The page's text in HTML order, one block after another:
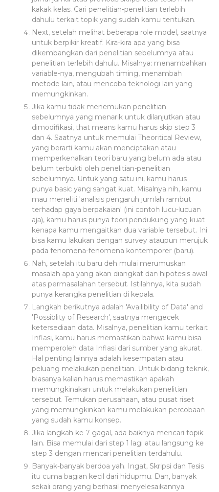
kakak kelas. Cari penelitian-penelitian terlebih
dahulu terkait topik yang sudah kamu tentukan.
Next, setelah melihat beberapa role model, saatnya
untuk berpikir kreatif. Kira-kira apa yang bisa
dikembangkan dari penelitian sebelumnya atau
penelitian terlebih dahulu. Misalnya: menambahkan
variable-nya, mengubah timing, menambah
metode lain, atau mencoba teknologi lain yang
memungkinkan.
Jika kamu tidak menemukan penelitian
sebelumnya yang menarik untuk dilanjutkan atau
dimodifikasi, that means kamu harus skip step 3
dan 4. Saatnya untuk memulai Theoritical Review,
yang berarti kamu akan menciptakan atau
memperkenalkan teori baru yang belum ada atau
belum terbukti oleh penelitian-penelitian
sebelumnya. Untuk yang satu ini, kamu harus
punya basic yang sangat kuat. Misalnya nih, kamu
mau meneliti 'analisis pengaruh jumlah rambut
terhadap gaya berpakaian' (ini contoh lucu-lucuan
aja), kamu harus punya teori pendukung yang kuat
kenapa kamu mengaitkan dua variable tersebut. Ini
bisa kamu lakukan dengan survey ataupun merujuk
pada fenomena-fenomena kontemporer (baru).
Nah, setelah itu baru deh mulai merumuskan
masalah apa yang akan diangkat dan hipotesis awal
atas permasalahan tersebut. Istilahnya, kita sudah
punya kerangka penelitian di kepala.
Langkah berikutnya adalah 'Availibility of Data' and
'Possiblity of Research', saatnya mengecek
ketersediaan data. Misalnya, penelitian kamu terkait
Inflasi, kamu harus memastikan bahwa kamu bisa
memperoleh data Inflasi dari sumber yang akurat.
Hal penting lainnya adalah kesempatan atau
peluang melakukan penelitian. Untuk bidang teknik,
biasanya kalian harus memastikan apakah
memungkinakan untuk melakukan penelitian
tersebut. Temukan perusahaan, atau pusat riset
yang memungkinkan kamu melakukan percobaan
yang sudah kamu konsep.
Jika langkah ke 7 gagal, ada baiknya mencari topik
lain. Bisa memulai dari step 1 lagi atau langsung ke
step 3 dengan mencari penelitian terdahulu.
Banyak-banyak berdoa yah. Ingat, Skripsi dan Tesis
itu cuma bagian kecil dari hidupmu. Dan, banyak
sekali orang yang berhasil menyelesaikannya